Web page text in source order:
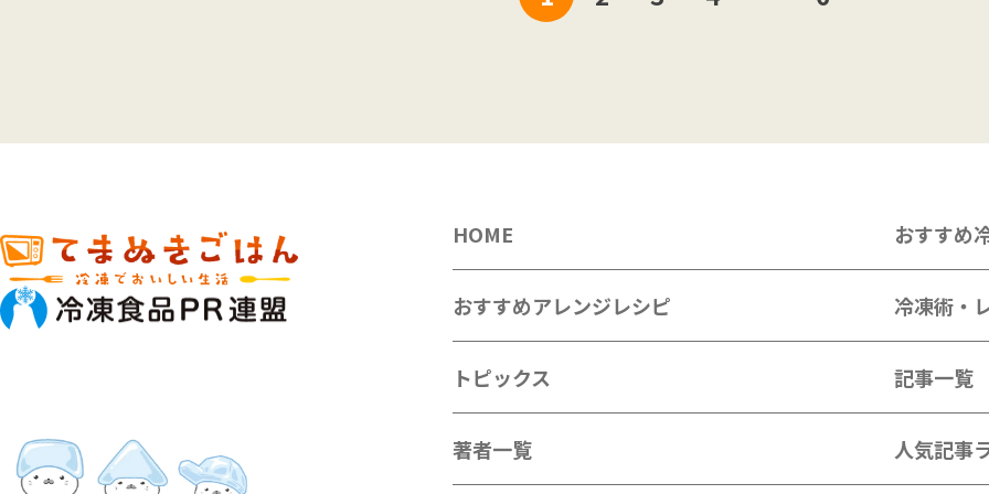
稿
ゲ
ョ
ン
HOME おすすめ
おすすめアレンジレシピ 冷凍術・
トピックス 記事一覧
著者一覧 人気記事